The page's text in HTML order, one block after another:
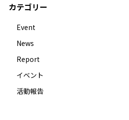
カテゴリー
Event
News
Report
イベント
活動報告